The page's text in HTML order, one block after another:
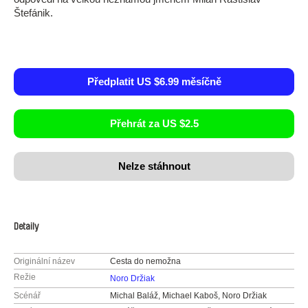
Štefánik.
Předplatit US $6.99 měsíčně
Přehrát za US $2.5
Nelze stáhnout
Detaily
Originální název
Cesta do nemožna
Režie
Noro Držiak
Scénář
Michal Baláž, Michael Kaboš, Noro Držiak